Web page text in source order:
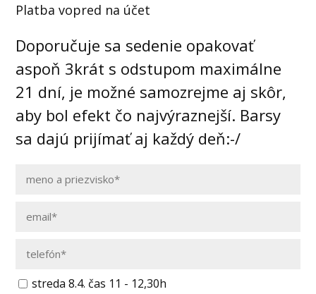
Platba vopred na účet
Doporučuje sa sedenie opakovať
aspoň 3krát s odstupom maximálne
21 dní, je možné samozrejme aj skôr,
aby bol efekt čo najvýraznejší. Barsy
sa dajú prijímať aj každý deň:-/
streda 8.4. čas 11 - 12,30h